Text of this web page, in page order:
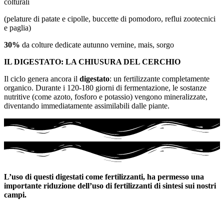
(pelature di patate e cipolle, buccette di pomodoro, reflui zootecnici
e paglia)
30% da colture dedicate autunno vernine, mais, sorgo
IL DIGESTATO: LA CHIUSURA DEL CERCHIO
Il ciclo genera ancora il digestato: un fertilizzante completamente
organico. Durante i 120-180 giorni di fermentazione, le sostanze
nutritive (come azoto, fosforo e potassio) vengono mineralizzate,
diventando immediatamente assimilabili dalle piante.
L’uso di questi digestati come fertilizzanti, ha permesso una
importante riduzione dell’uso di fertilizzanti di sintesi sui nostri
campi.